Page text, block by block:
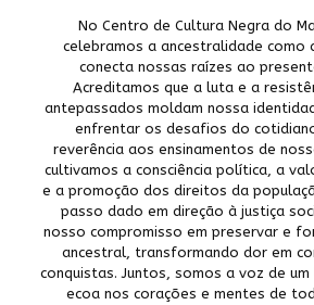
No Centro de Cultura Negra do
celebramos a ancestralidade como
conecta nossas raízes ao
Acreditamos que a luta e a
antepassados moldam nossa
enfrentar os desafios do
reverência aos ensinamentos de
cultivamos a consciência política, a
e a promoção dos direitos da
passo dado em direção à justiça
nosso compromisso em preservar e
ancestral, transformando dor em
conquistas. Juntos, somos a voz de
ecoa nos corações e mentes de